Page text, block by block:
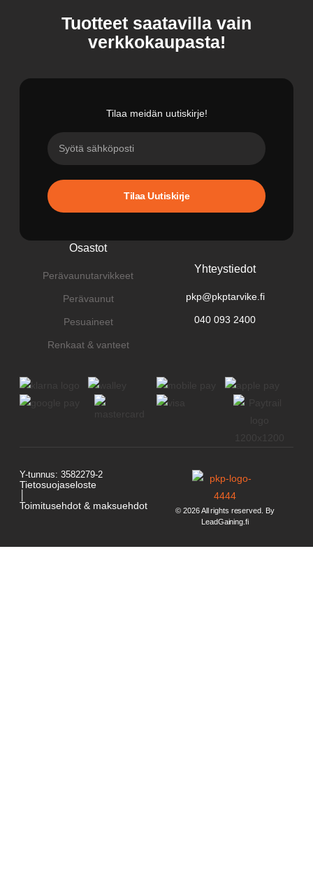
Tuotteet saatavilla vain
verkkokaupasta!
Tilaa meidän uutiskirje!
Tilaa Uutiskirje
Osastot
Perävaunutarvikkeet
Perävaunut
Pesuaineet
Renkaat & vanteet
Yhteystiedot
pkp@pkptarvike.fi
040 093 2400
© 2026 All rights reserved. By
LeadGaining.fi
Y-tunnus: 3582279-2
Tietosuojaseloste
Toimitusehdot & maksuehdot